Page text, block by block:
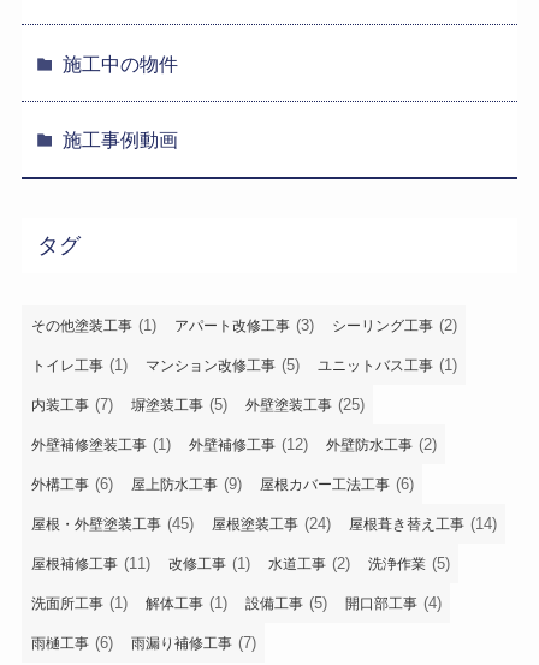
施工中の物件
施工事例動画
タグ
その他塗装工事 (1) アパート改修工事 (3) シーリング工事 (2)
トイレ工事 (1) マンション改修工事 (5) ユニットバス工事 (1)
内装工事 (7) 塀塗装工事 (5) 外壁塗装工事 (25)
外壁補修塗装工事 (1) 外壁補修工事 (12) 外壁防水工事 (2)
外構工事 (6) 屋上防水工事 (9) 屋根カバー工法工事 (6)
屋根・外壁塗装工事 (45) 屋根塗装工事 (24) 屋根葺き替え工事 (14)
屋根補修工事 (11) 改修工事 (1) 水道工事 (2) 洗浄作業 (5)
洗面所工事 (1) 解体工事 (1) 設備工事 (5) 開口部工事 (4)
雨樋工事 (6) 雨漏り補修工事 (7)